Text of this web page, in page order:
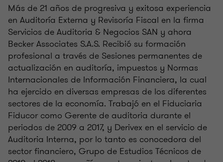
Más de 21 años de progresiva y exitosa experiencia
en Auditoría Externa y Revisoría Fiscal en la firma
Servicios de Auditoria & Negocios SAN y ahora
Becker Associates S.A.S. Recibió su formación
profesional a través de Sesiones permanentes de
actualización en auditoría, impuestos y Normas
Internacionales de Información Financiera, la cual
ha ejercido en diversas empresas de los diferentes
sectores de la economía. Trabajó en el Fiduciaria
Fiducor como Gerente de auditoria durante el
periodos de 2009 a 2017, y Derivex en el servicio de
Auditoria Interna, por lo tanto es conocedora del
sector financiero, Grupo de Estudios Técnicos de